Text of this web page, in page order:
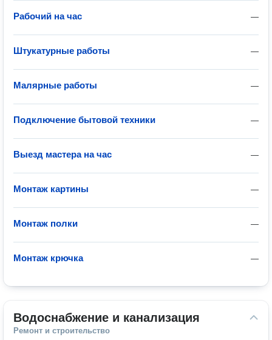
—
Рабочий на час
—
Штукатурные работы
—
Малярные работы
—
Подключение бытовой техники
—
Выезд мастера на час
—
Монтаж картины
—
Монтаж полки
—
Монтаж крючка
Водоснабжение и канализация
Ремонт и строительство